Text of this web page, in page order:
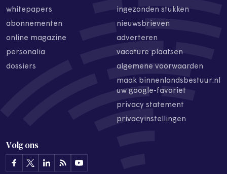
whitepapers
abonnementen
online magazine
personalia
dossiers
ingezonden stukken
nieuwsbrieven
adverteren
vacature plaatsen
algemene voorwaarden
maak binnenlandsbestuur.nl
uw google-favoriet
privacy statement
privacyinstellingen
Volg ons